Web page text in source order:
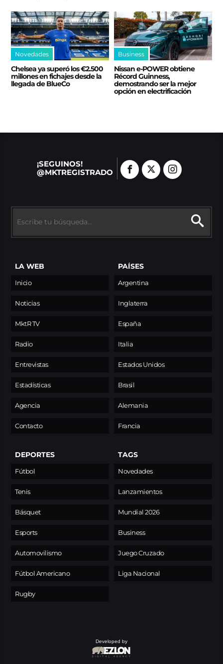
Novedades
Chelsea ya superó los €2.500
millones en fichajes desde la
llegada de BlueCo
Business
Nissan e‑POWER obtiene
Récord Guinness,
demostrando ser la mejor
opción en electrificación
¡SEGUINOS!
@MKTREGISTRADO
LA WEB
Inicio
Noticias
MktR TV
Radio
Entrevistas
Estadísticas
Agencia
Contacto
PAÍSES
Argentina
Inglaterra
España
Italia
Estados Unidos
Brasil
Alemania
Francia
DEPORTES
Fútbol
Tenis
Básquet
Esports
Automovilismo
Fútbol Americano
Rugby
TAGS
Novedades
Lanzamientos
Mundial 2026
Business
Juego Cruzado
Liga Nacional
Developed by